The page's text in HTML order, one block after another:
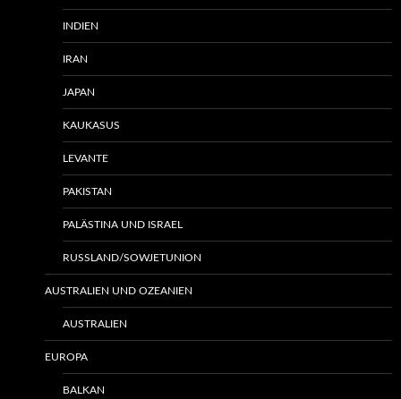
INDIEN
IRAN
JAPAN
KAUKASUS
LEVANTE
PAKISTAN
PALÄSTINA UND ISRAEL
RUSSLAND/SOWJETUNION
AUSTRALIEN UND OZEANIEN
AUSTRALIEN
EUROPA
BALKAN